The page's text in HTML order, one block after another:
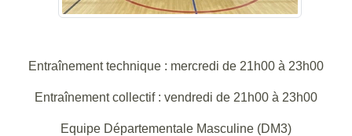
Entraînement technique : mercredi de 21h00 à 23h00
Entraînement collectif : vendredi de 21h00 à 23h00
Equipe Départementale Masculine (DM3)